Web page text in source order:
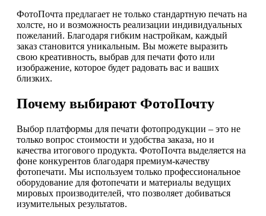
ФотоПочта предлагает не только стандартную печать на
холсте, но и возможность реализации индивидуальных
пожеланий. Благодаря гибким настройкам, каждый
заказ становится уникальным. Вы можете выразить
свою креативность, выбрав для печати фото или
изображение, которое будет радовать вас и ваших
близких.
Почему выбирают ФотоПочту
Выбор платформы для печати фотопродукции – это не
только вопрос стоимости и удобства заказа, но и
качества итогового продукта. ФотоПочта выделяется на
фоне конкурентов благодаря премиум-качеству
фотопечати. Мы используем только профессиональное
оборудование для фотопечати и материалы ведущих
мировых производителей, что позволяет добиваться
изумительных результатов.